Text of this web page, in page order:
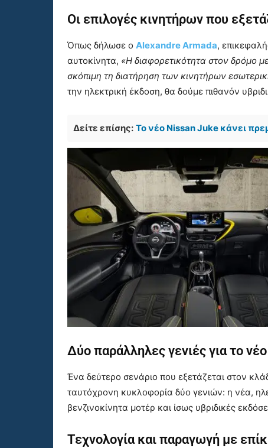
Οι επιλογές κινητήρων που
Όπως δήλωσε ο Alexandre Armada,
αυτοκίνητα, «Η διαφορετικότητα στον δρόμο
σκόπιμη τη διατήρηση των κινητήρων
την ηλεκτρική έκδοση, θα δούμε πιθανόν
Δείτε επίσης: Το νέο Nissan Juke κάνει
Δύο παράλληλες γενιές για το
Ένα δεύτερο σενάριο που εξετάζεται στον
ταυτόχρονη κυκλοφορία δύο γενιών: η νέα,
βενζινοκίνητα μοτέρ και ίσως υβριδικές
Τεχνολογία και παραγωγή με